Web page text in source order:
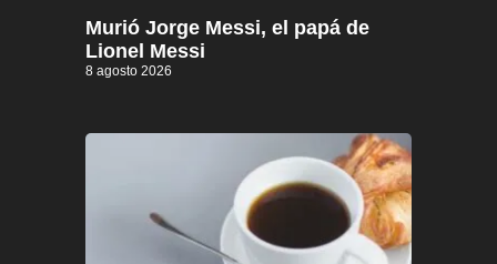
Murió Jorge Messi, el papá de
Lionel Messi
8 agosto 2026